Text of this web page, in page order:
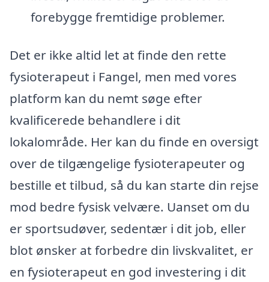
forebygge fremtidige problemer.
Det er ikke altid let at finde den rette
fysioterapeut i Fangel, men med vores
platform kan du nemt søge efter
kvalificerede behandlere i dit
lokalområde. Her kan du finde en oversigt
over de tilgængelige fysioterapeuter og
bestille et tilbud, så du kan starte din rejse
mod bedre fysisk velvære. Uanset om du
er sportsudøver, sedentær i dit job, eller
blot ønsker at forbedre din livskvalitet, er
en fysioterapeut en god investering i dit